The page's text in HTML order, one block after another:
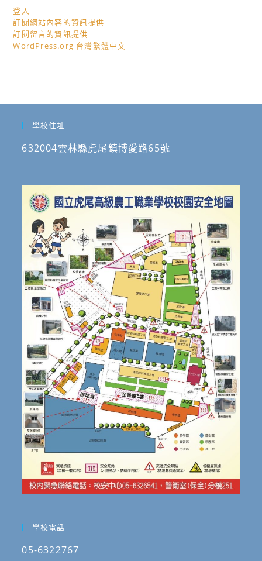
登入
訂閱網站內容的資訊提供
訂閱留言的資訊提供
WordPress.org 台灣繁體中文
學校住址
632004雲林縣虎尾鎮博愛路65號
學校電話
05-6322767